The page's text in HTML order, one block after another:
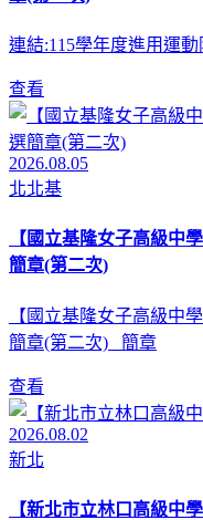
連結:115學年度進用運
查看
2026.08.05
北北基
【國立基隆女子高級中
簡章(第二次)
【國立基隆女子高級中
簡章(第二次) 簡章
查看
2026.08.02
新北
【新北市立林口高級中